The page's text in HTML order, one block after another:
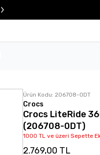
Ürün Kodu: 206708-0DT
Crocs
Crocs LiteRide
(206708-0DT)
1000 TL ve üzeri Sepette
2.769,00 TL